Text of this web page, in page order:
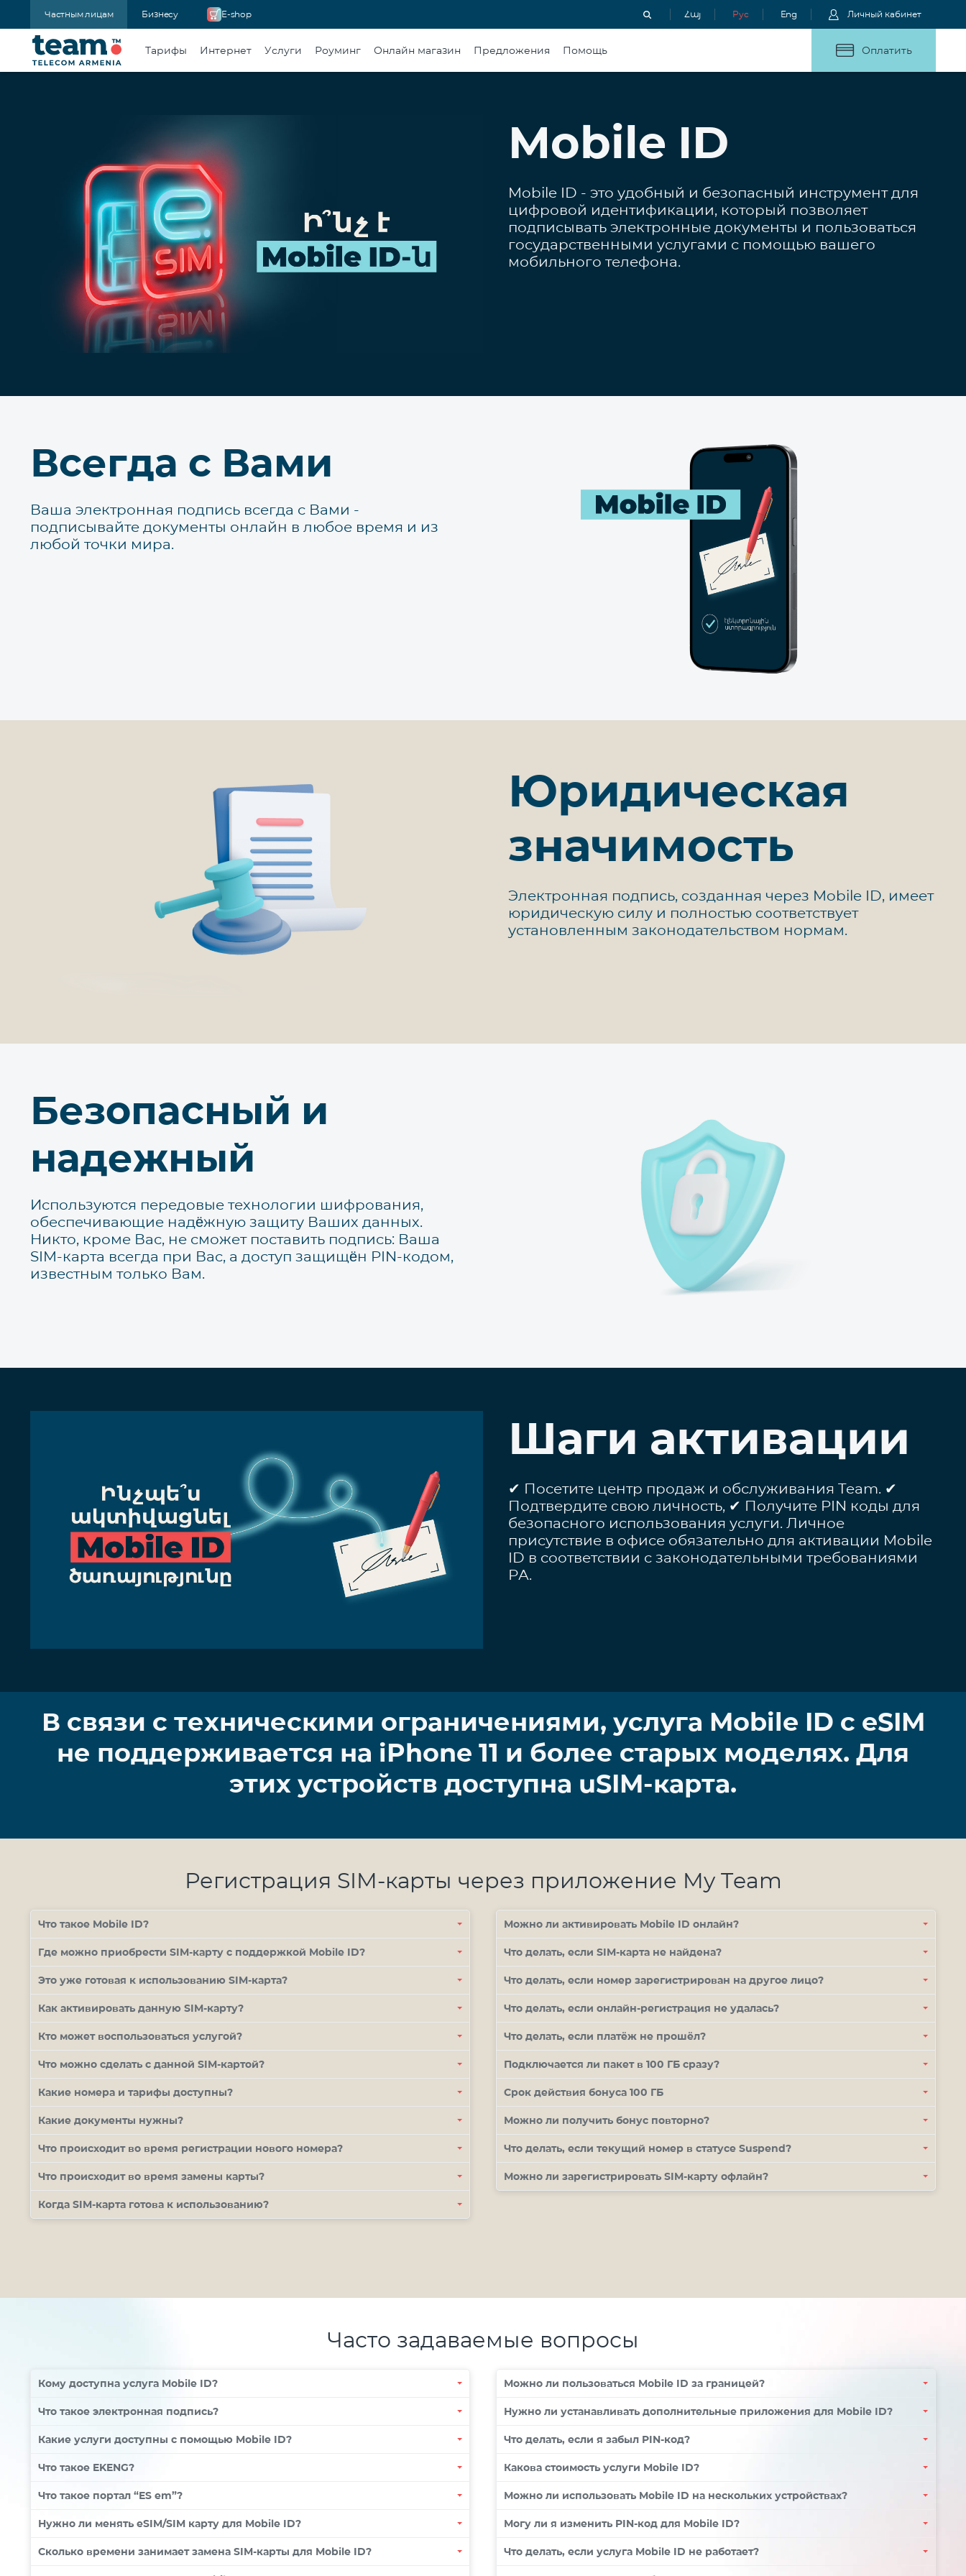
Частным лицам Бизнесу E-shop Հայ Рус Eng Личный кабинет
Тарифы Интернет Услуги Роуминг Онлайн магазин Предложения Помощь Оплатить
Mobile ID
Mobile ID - это удобный и безопасный инструмент для
цифровой идентификации, который позволяет
подписывать электронные документы и пользоваться
государственными услугами с помощью вашего
мобильного телефона.
Всегда с Вами
Ваша электронная подпись всегда с Вами -
подписывайте документы онлайн в любое время и из
любой точки мира.
Юридическая
значимость
Электронная подпись, созданная через Mobile ID, имеет
юридическую силу и полностью соответствует
установленным законодательством нормам.
Безопасный и
надежный
Используются передовые технологии шифрования,
обеспечивающие надёжную защиту Ваших данных.
Никто, кроме Вас, не сможет поставить подпись: Ваша
SIM-карта всегда при Вас, а доступ защищён PIN-кодом,
известным только Вам.
Шаги активации
✔ Посетите центр продаж и обслуживания Team. ✔
Подтвердите свою личность, ✔ Получите PIN коды для
безопасного использования услуги. Личное
присутствие в офисе обязательно для активации Mobile
ID в соответствии с законодательными требованиями
РА.
В связи с техническими ограничениями, услуга Mobile ID с eSIM
не поддерживается на iPhone 11 и более старых моделях. Для
этих устройств доступна uSIM-карта.
Регистрация SIM-карты через приложение My Team
Что такое Mobile ID?
Где можно приобрести SIM-карту с поддержкой Mobile ID?
Это уже готовая к использованию SIM-карта?
Как активировать данную SIM-карту?
Кто может воспользоваться услугой?
Что можно сделать с данной SIM-картой?
Какие номера и тарифы доступны?
Какие документы нужны?
Что происходит во время регистрации нового номера?
Что происходит во время замены карты?
Когда SIM-карта готова к использованию?
Можно ли активировать Mobile ID онлайн?
Что делать, если SIM-карта не найдена?
Что делать, если номер зарегистрирован на другое лицо?
Что делать, если онлайн-регистрация не удалась?
Что делать, если платёж не прошёл?
Подключается ли пакет в 100 ГБ сразу?
Срок действия бонуса 100 ГБ
Можно ли получить бонус повторно?
Что делать, если текущий номер в статусе Suspend?
Можно ли зарегистрировать SIM-карту офлайн?
Часто задаваемые вопросы
Кому доступна услуга Mobile ID?
Что такое электронная подпись?
Какие услуги доступны с помощью Mobile ID?
Что такое EKENG?
Что такое портал “ES em”?
Нужно ли менять eSIM/SIM карту для Mobile ID?
Сколько времени занимает замена SIM-карты для Mobile ID?
Можно ли пользоваться Mobile ID за границей?
Нужно ли устанавливать дополнительные приложения для Mobile ID?
Что делать, если я забыл PIN-код?
Какова стоимость услуги Mobile ID?
Можно ли использовать Mobile ID на нескольких устройствах?
Могу ли я изменить PIN-код для Mobile ID?
Что делать, если услуга Mobile ID не работает?